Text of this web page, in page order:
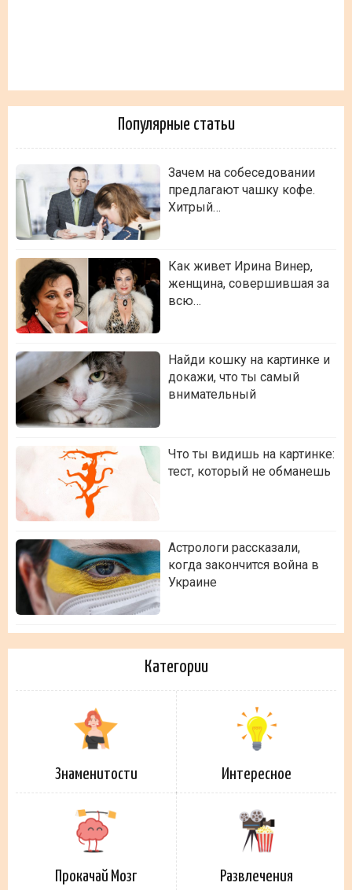
Популярные статьи
Зачем на собеседовании
предлагают чашку кофе.
Хитрый…
Как живет Ирина Винер,
женщина, совершившая за
всю…
Найди кошку на картинке и
докажи, что ты самый
внимательный
Что ты видишь на картинке:
тест, который не обманешь
Астрологи рассказали,
когда закончится война в
Украине
Категории
Знаменитости Интересное
Прокачай Мозг Развлечения